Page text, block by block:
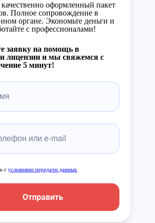
оформленный пакет
Полное сопровождение в
органе. Экономьте деньги и
с профессионалами!
заявку на помощь в
лицензии и мы свяжемся с
5 минут!
с условиями передачи данных
Отправить